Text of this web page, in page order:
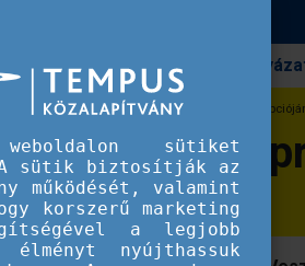
Hangadó - Veszprém Ifjúsági
-
sütiket
A sütik biztosítják az
működését, valamint
korszerű marketing
a legjobb
élményt nyújthassuk